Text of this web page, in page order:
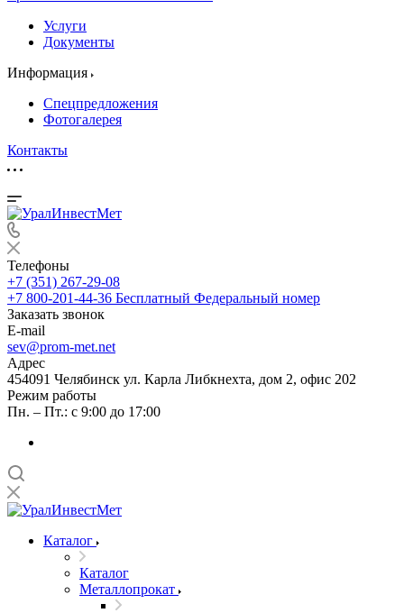
Услуги
Документы
Информация
Спецпредложения
Фотогалерея
Контакты
Телефоны
+7 (351) 267-29-08
+7 800-201-44-36 Бесплатный Федеральный номер
Заказать звонок
E-mail
sev@prom-met.net
Адрес
454091 Челябинск ул. Карла Либкнехта, дом 2, офис 202
Режим работы
Пн. – Пт.: с 9:00 до 17:00
Каталог
Каталог
Металлопрокат